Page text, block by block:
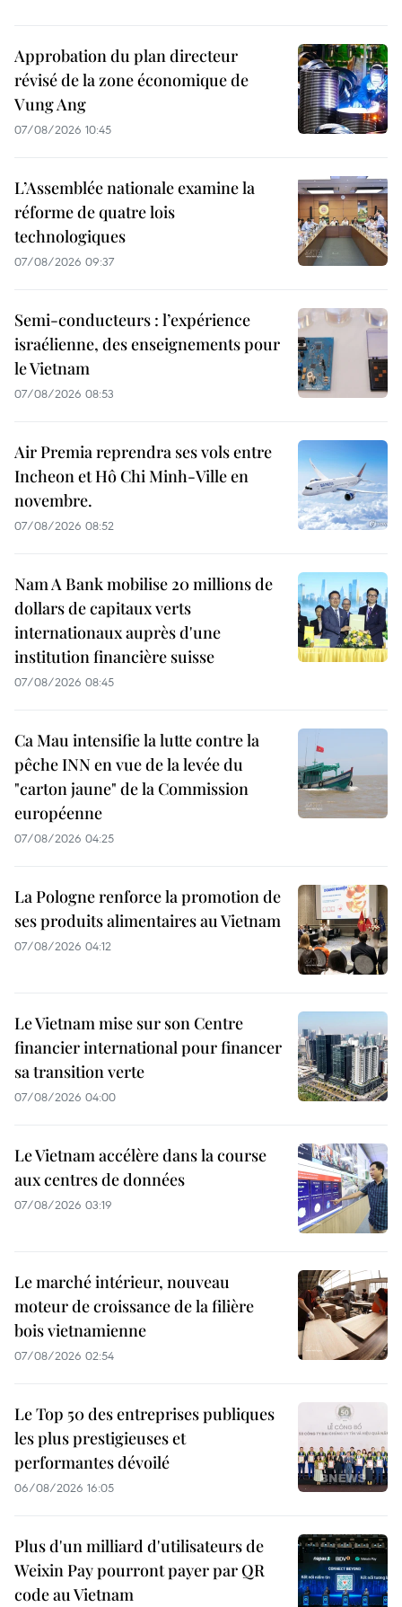
Approbation du plan directeur
révisé de la zone économique de
Vung Ang
07/08/2026 10:45
L’Assemblée nationale examine la
réforme de quatre lois
technologiques
07/08/2026 09:37
Semi-conducteurs : l’expérience
israélienne, des enseignements pour
le Vietnam
07/08/2026 08:53
Air Premia reprendra ses vols entre
Incheon et Hô Chi Minh-Ville en
novembre.
07/08/2026 08:52
Nam A Bank mobilise 20 millions de
dollars de capitaux verts
internationaux auprès d'une
institution financière suisse
07/08/2026 08:45
Ca Mau intensifie la lutte contre la
pêche INN en vue de la levée du
"carton jaune" de la Commission
européenne
07/08/2026 04:25
La Pologne renforce la promotion de
ses produits alimentaires au Vietnam
07/08/2026 04:12
Le Vietnam mise sur son Centre
financier international pour financer
sa transition verte
07/08/2026 04:00
Le Vietnam accélère dans la course
aux centres de données
07/08/2026 03:19
Le marché intérieur, nouveau
moteur de croissance de la filière
bois vietnamienne
07/08/2026 02:54
Le Top 50 des entreprises publiques
les plus prestigieuses et
performantes dévoilé
06/08/2026 16:05
Plus d'un milliard d'utilisateurs de
Weixin Pay pourront payer par QR
code au Vietnam